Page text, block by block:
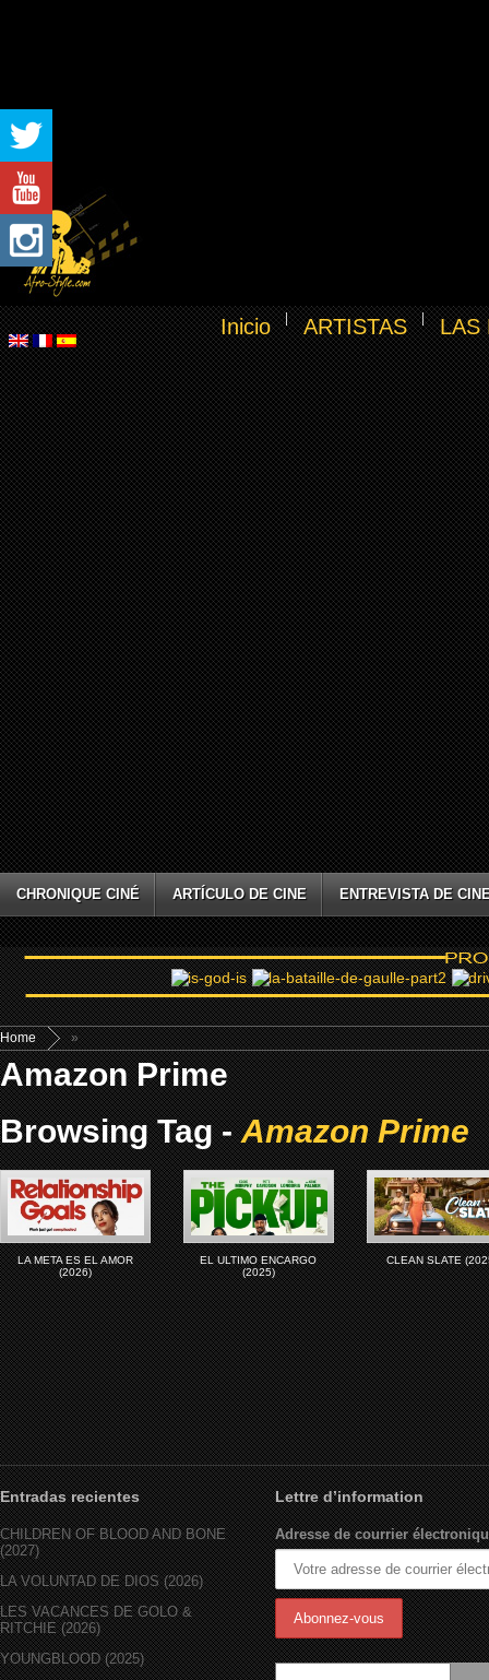
Inicio ARTISTAS LAS
CHRONIQUE CINÉ ARTÍCULO DE CINE ENTREVISTA DE
Home »
Amazon Prime
Browsing Tag -Amazon Prime
LA META ES EL AMOR
(2026)
EL ULTIMO ENCARGO
(2025)
CLEAN SLATE
Entradas recientes
CHILDREN OF BLOOD AND BONE
(2027)
LA VOLUNTAD DE DIOS (2026)
LES VACANCES DE GOLO &
RITCHIE (2026)
YOUNGBLOOD (2025)
Lettre d’information
Adresse de courrier